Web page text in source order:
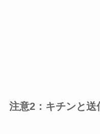
注意2：キチンと送